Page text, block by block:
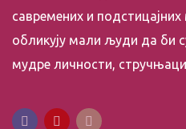
савремених и
обликују мали људи да би
мудре личности, стручњаци